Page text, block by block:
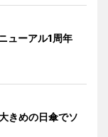
ューアル1周年
きめの日傘でソ